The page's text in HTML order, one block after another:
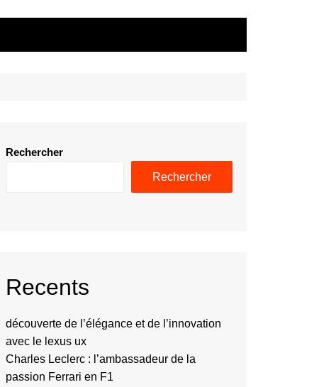
Rechercher
Rechercher
Recents
découverte de l’élégance et de l’innovation
avec le lexus ux
Charles Leclerc : l’ambassadeur de la
passion Ferrari en F1